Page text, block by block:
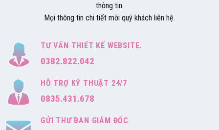
thông tin.
Mọi thông tin chi tiết mời quý khách liên hệ.
TƯ VẤN THIẾT KẾ WEBSITE.
0382.822.042
HỖ TRỢ KỸ THUẬT 24/7
0835.431.678
GỬI THƯ BAN GIÁM ĐỐC